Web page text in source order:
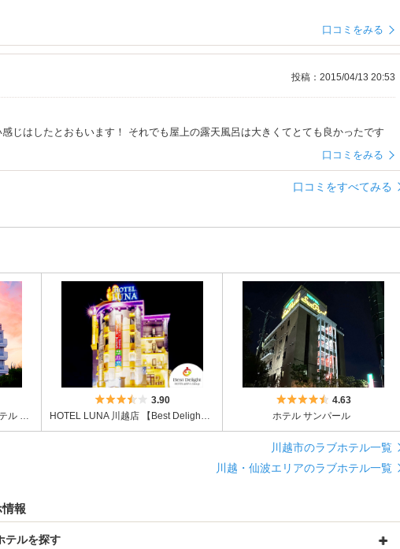
口コミをみる
投稿：2015/04/13 20:53
じはしたとおもいます！ それでも屋上の露天風呂は大きくてとても良かったです
口コミをみる
口コミをすべてみる
うち4
HOTEL ZERO KAWAGOE（ホテル ゼロ カワゴエ）
5つ星のうち3.5
3.90
HOTEL LUNA 川越店 【Best Delight Group】
5つ星のうち4.5
4.63
ホテル サンパール
川越市のラブホテル一覧
川越・仙波エリアのラブホテル一覧
報
テルを探す